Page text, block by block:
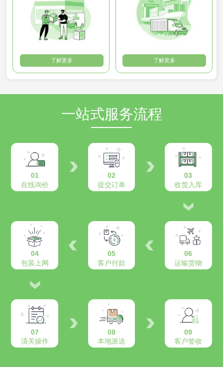
了解更多 了解更多
一站式服务流程
01
在线询价
02
提交订单
03
收货入库
04
包装上网
05
客户付款
06
运输货物
07
清关操作
08
本地派送
09
客户签收